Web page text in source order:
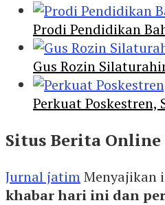
Prodi Pendidikan
Gus Rozin
Perkuat Poskestren,
Situs Berita Online
Jurnal jatimMenyajikan
khabar hari ini dan